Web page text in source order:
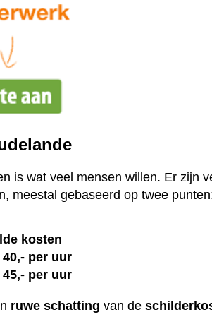
is wat veel mensen willen. Er zijn
meestal gebaseerd op twee
kosten
40,- per uur
45,- per uur
ruwe schatting van de